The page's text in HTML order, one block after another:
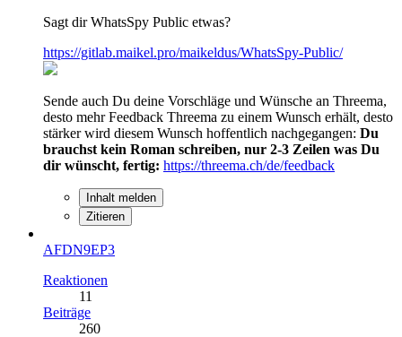
Sagt dir WhatsSpy Public etwas?
https://gitlab.maikel.pro/maikeldus/WhatsSpy-Public/
Sende auch Du deine Vorschläge und Wünsche an Threema,
desto mehr Feedback Threema zu einem Wunsch erhält, desto
stärker wird diesem Wunsch hoffentlich nachgegangen: Du
brauchst kein Roman schreiben, nur 2-3 Zeilen was Du
dir wünscht, fertig: https://threema.ch/de/feedback
Inhalt melden
Zitieren
AFDN9EP3
Reaktionen
11
Beiträge
260